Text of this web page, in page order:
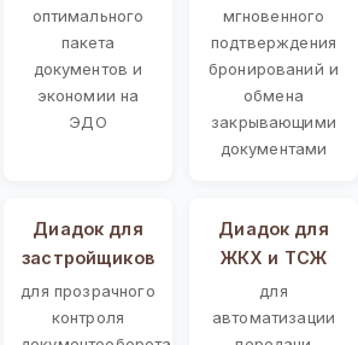
оптимального
пакета
документов и
экономии на
ЭДО
мгновенного
подтверждения
бронирований и
обмена
закрывающими
документами
Диадок для
застройщиков
для прозрачного
контроля
Диадок для
ЖКХ и ТСЖ
для
автоматизации